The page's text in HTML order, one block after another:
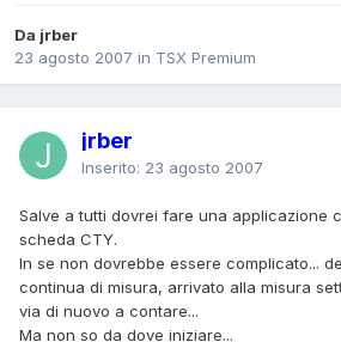
Da jrber
23 agosto 2007 in TSX Premium
jrber
Inserito: 23 agosto 2007
Salve a tutti dovrei fare una applicazione
scheda CTY.
In se non dovrebbe essere complicato...
continua di misura, arrivato alla misura
via di nuovo a contare...
Ma non so da dove iniziare...